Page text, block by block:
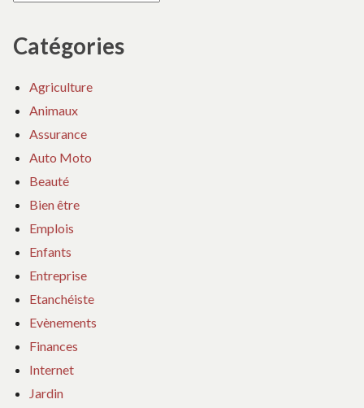
Catégories
Agriculture
Animaux
Assurance
Auto Moto
Beauté
Bien être
Emplois
Enfants
Entreprise
Etanchéiste
Evènements
Finances
Internet
Jardin